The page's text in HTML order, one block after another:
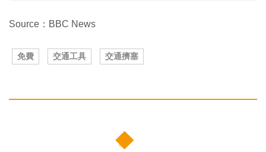
Source：BBC News
免費 交通工具 交通擠塞